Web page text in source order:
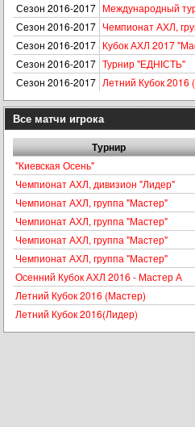
Сезон 2016-2017 Международный
Сезон 2016-2017 Чемпионат АХЛ,
Сезон 2016-2017 Кубок АХЛ 2017
Сезон 2016-2017 Турнир "ЕДНІСТЬ"
Сезон 2016-2017 Летний Кубок 2016
Все матчи игрока
Турнир
"Киевская Осень"
Чемпионат АХЛ, дивизион "Лидер"
Чемпионат АХЛ, группа "Мастер"
Чемпионат АХЛ, группа "Мастер"
Чемпионат АХЛ, группа "Мастер"
Чемпионат АХЛ, группа "Мастер"
Осенний Кубок АХЛ 2016 - Мастер А
Летний Кубок 2016 (Мастер)
Летний Кубок 2016(Лидер)